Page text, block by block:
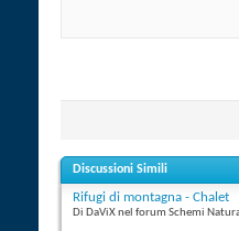
Discussioni Simili
Rifugi di montagna - Chalet
Di DaViX nel forum Schemi